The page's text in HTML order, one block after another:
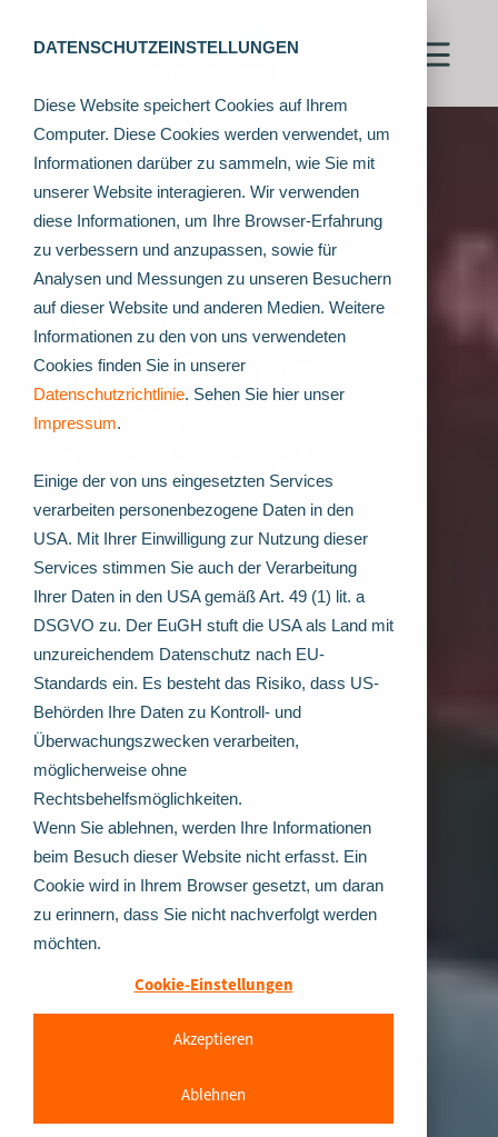
DATENSCHUTZEINSTELLUNGEN
Diese Website speichert Cookies auf Ihrem
Computer. Diese Cookies werden verwendet, um
Informationen darüber zu sammeln, wie Sie mit
unserer Website interagieren. Wir verwenden
diese Informationen, um Ihre Browser-Erfahrung
zu verbessern und anzupassen, sowie für
Analysen und Messungen zu unseren Besuchern
auf dieser Website und anderen Medien. Weitere
Informationen zu den von uns verwendeten
Cookies finden Sie in unserer
Datenschutzrichtlinie. Sehen Sie hier unser
Impressum.
Einige der von uns eingesetzten Services
verarbeiten personenbezogene Daten in den
USA. Mit Ihrer Einwilligung zur Nutzung dieser
Services stimmen Sie auch der Verarbeitung
Ihrer Daten in den USA gemäß Art. 49 (1) lit. a
DSGVO zu. Der EuGH stuft die USA als Land mit
unzureichendem Datenschutz nach EU-
Standards ein. Es besteht das Risiko, dass US-
Behörden Ihre Daten zu Kontroll- und
Überwachungszwecken verarbeiten,
möglicherweise ohne
Rechtsbehelfsmöglichkeiten.
Wenn Sie ablehnen, werden Ihre Informationen
beim Besuch dieser Website nicht erfasst. Ein
Cookie wird in Ihrem Browser gesetzt, um daran
zu erinnern, dass Sie nicht nachverfolgt werden
möchten.
Cookie-Einstellungen
Akzeptieren
Ablehnen
3D-Prüfung vor dem
Schweißen für
sichere
Batteriemodule